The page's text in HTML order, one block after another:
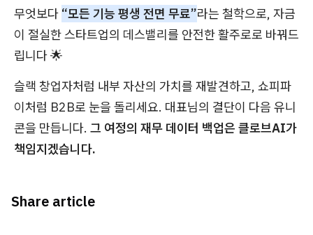
무엇보다 “모든 기능 평생 전면 무료”라는 철학으로, 자금
이 절실한 스타트업의 데스밸리를 안전한 활주로로 바꿔드
립니다 🌟
슬랙 창업자처럼 내부 자산의 가치를 재발견하고, 쇼피파
이처럼 B2B로 눈을 돌리세요. 대표님의 결단이 다음 유니
콘을 만듭니다. 그 여정의 재무 데이터 백업은 클로브AI가
책임지겠습니다.
Share article